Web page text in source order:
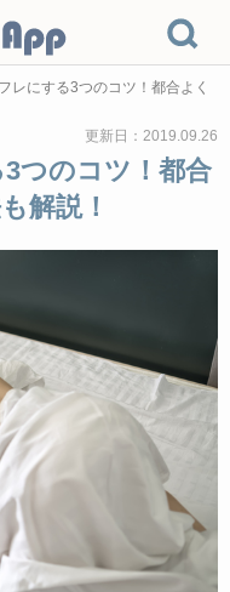
レにする3つのコツ！都合よく
更新日：2019.09.26
つのコツ！都合
解説！